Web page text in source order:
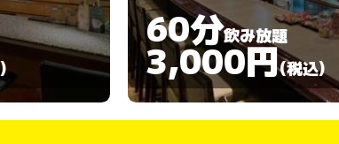
60分飲み放題
3,000円(税込)